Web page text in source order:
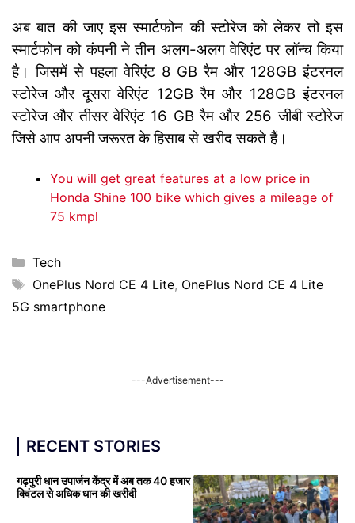
अब बात की जाए इस स्मार्टफोन की स्टोरेज को लेकर तो इस
स्मार्टफोन को कंपनी ने तीन अलग-अलग वेरिएंट पर लॉन्च किया
है। जिसमें से पहला वेरिएंट 8 GB रैम और 128GB इंटरनल
स्टोरेज और दूसरा वेरिएंट 12GB रैम और 128GB इंटरनल
स्टोरेज और तीसर वेरिएंट 16 GB रैम और 256 जीबी स्टोरेज
जिसे आप अपनी जरूरत के हिसाब से खरीद सकते हैं।
You will get great features at a low price in
Honda Shine 100 bike which gives a mileage of
75 kmpl
Categories
Tech
Tags
OnePlus Nord CE 4 Lite, OnePlus Nord CE 4 Lite
5G smartphone
---Advertisement---
RECENT STORIES
गढ़पुरी धान उपार्जन केंद्र में अब तक 40 हजार
क्विंटल से अधिक धान की खरीदी